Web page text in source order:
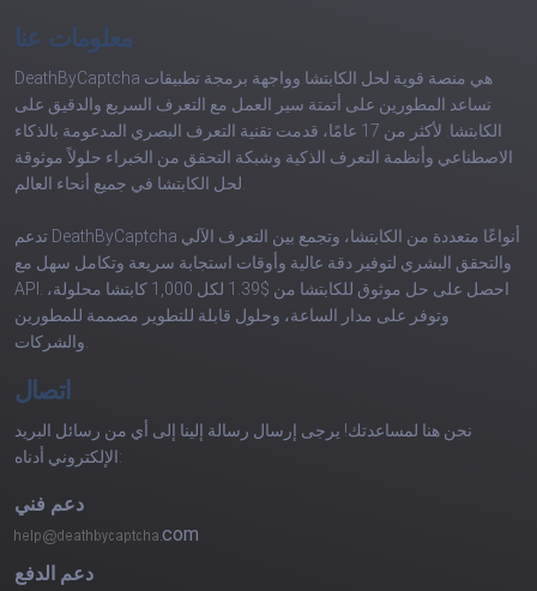
معلومات عنا
DeathByCaptcha هي منصة قوية لحل الكابتشا وواجهة برمجة تطبيقات
تساعد المطورين على أتمتة سير العمل مع التعرف السريع والدقيق على
الكابتشا. لأكثر من 17 عامًا، قدمت تقنية التعرف البصري المدعومة بالذكاء
الاصطناعي وأنظمة التعرف الذكية وشبكة التحقق من الخبراء حلولاً موثوقة
لحل الكابتشا في جميع أنحاء العالم.
تدعم DeathByCaptcha أنواعًا متعددة من الكابتشا، وتجمع بين التعرف الآلي
والتحقق البشري لتوفير دقة عالية وأوقات استجابة سريعة وتكامل سهل مع
API. احصل على حل موثوق للكابتشا من $1.39 لكل 1,000 كابتشا محلولة،
وتوفر على مدار الساعة، وحلول قابلة للتطوير مصممة للمطورين
والشركات.
اتصال
نحن هنا لمساعدتك! يرجى إرسال رسالة إلينا إلى أي من رسائل البريد
الإلكتروني أدناه:
دعم فني
com
دعم الدفع